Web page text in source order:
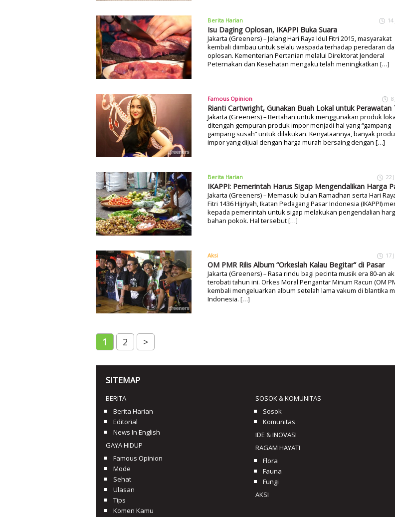
Berita Harian 14
Isu Daging Oplosan, IKAPPI Buka Suara
Jakarta (Greeners) – Jelang Hari Raya Idul Fitri 2015, masyarakat
kembali diimbau untuk selalu waspada terhadap peredaran
oplosan. Kementerian Pertanian melalui Direktorat Jenderal
Peternakan dan Kesehatan mengaku telah meningkatkan […]
Famous Opinion 8
Rianti Cartwright, Gunakan Buah Lokal untuk Perawatan
Jakarta (Greeners) – Bertahan untuk menggunakan produk
ditengah gempuran produk impor menjadi hal yang “gampang-
gampang susah” untuk dilakukan. Kenyataannya, banyak
impor yang dijual dengan harga murah bersaing dengan […]
Berita Harian 22
IKAPPI: Pemerintah Harus Sigap Mengendalikan Harga
Jakarta (Greeners) – Memasuki bulan Ramadhan serta Hari
Fitri 1436 Hijriyah, Ikatan Pedagang Pasar Indonesia (IKAPPI)
kepada pemerintah untuk sigap melakukan pengendalian
bahan pokok. Hal tersebut […]
Aksi 17
OM PMR Rilis Album “Orkeslah Kalau Begitar” di Pasar
Jakarta (Greeners) – Rasa rindu bagi pecinta musik era 80-an
terobati tahun ini. Orkes Moral Pengantar Minum Racun (OM
kembali mengeluarkan album setelah lama vakum di blantika
Indonesia. […]
1 2 >
SITEMAP
BERITA
Berita Harian
Editorial
News In English
GAYA HIDUP
Famous Opinion
Mode
Sehat
Ulasan
Tips
Komen Kamu
SOSOK & KOMUNITAS
Sosok
Komunitas
IDE & INOVASI
RAGAM HAYATI
Flora
Fauna
Fungi
AKSI